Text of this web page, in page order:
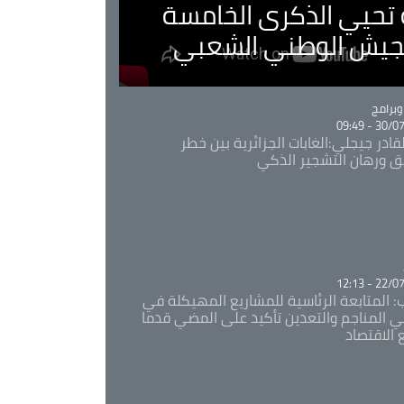
تحيي الذكرى الخامسة
الوطني الشعبي
30/07/
جيجلي:الغابات الجزائرية بين خطر
ورهان التشجير الذكي
22/07/
المتابعة الرئاسية للمشاريع المهيكلة في
المناجم والتعدين تأكيد على المضي قدما
الاقتصاد